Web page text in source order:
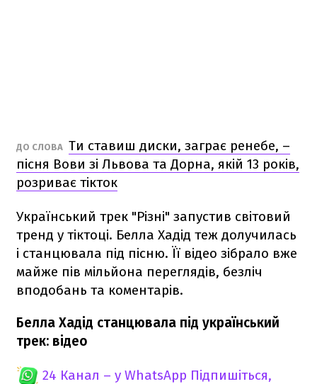
ДО СЛОВА Ти ставиш диски, заграє ренебе, –
пісня Вови зі Львова та Дорна, якій 13 років,
розриває тікток
Український трек "Різні" запустив світовий
тренд у тіктоці. Белла Хадід теж долучилась
і станцювала під пісню. Її відео зібрало вже
майже пів мільйона переглядів, безліч
вподобань та коментарів.
Белла Хадід станцювала під український
трек: відео
24 Канал – у WhatsApp Підпишіться,